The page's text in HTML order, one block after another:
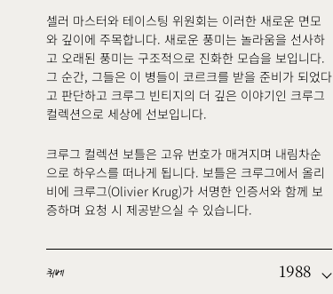
셀러 마스터와 테이스팅 위원회는 이러한 새로운 면모
와 깊이에 주목합니다. 새로운 풍미는 놀라움을 선사하
고 오래된 풍미는 구조적으로 진화한 모습을 보입니다.
그 순간, 그들은 이 병들이 코르크를 받을 준비가 되었다
고 판단하고 크루그 빈티지의 더 깊은 이야기인 크루그
컬렉션으로 세상에 선보입니다.
크루그 컬렉션 보틀은 고유 번호가 매겨지며 내림차순
으로 하우스를 떠나게 됩니다. 보틀은 크루그에서 올리
비에 크루그(Olivier Krug)가 서명한 인증서와 함께 보
증하며 요청 시 제공받으실 수 있습니다.
퀴베 1988